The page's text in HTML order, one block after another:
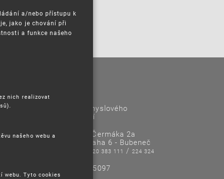
Úřad průmyslového
vlastnictví
Antonína Čermáka 2a
160 68 Praha 6 - Bubeneč
220 383 111 /224 324
IČO: 48135097
a/nebo přístupu k
jako je chování při
a funkce našeho
nich realizovat
našeho webu a
webu. Tyto cookies